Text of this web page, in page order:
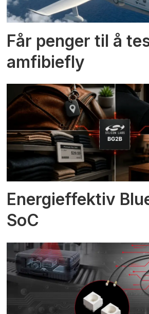
Får penger til å
amfibiefly
Energieffektiv
SoC